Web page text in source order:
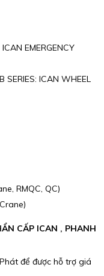
EMERGENCY
SERIES: ICAN WHEEL
RMQC, QC)
CẤP ICAN , PHANH
để được hỗ trợ giá